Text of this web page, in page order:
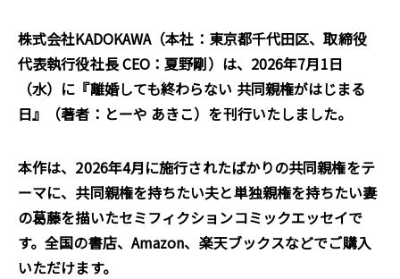
株式会社KADOKAWA（本社：東京都千代田区、取締役
代表執行役社長 CEO：夏野剛）は、2026年7月1日
（水）に『離婚しても終わらない 共同親権がはじまる
日』（著者：とーや あきこ）を刊行いたしました。
本作は、2026年4月に施行されたばかりの共同親権をテ
ーマに、共同親権を持ちたい夫と単独親権を持ちたい妻
の葛藤を描いたセミフィクションコミックエッセイで
す。全国の書店、Amazon、楽天ブックスなどでご購入
いただけます。